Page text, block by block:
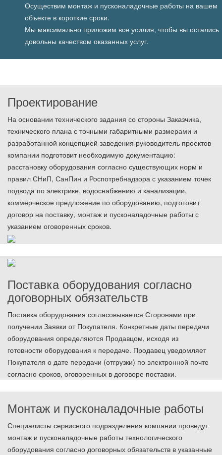
Осуществим монтаж и пусконаладочные работы на вашем
объекте в короткие сроки.
Мы максимально приложим все усилия, чтобы вы остались
довольны качеством оказанных услуг.
Проектирование
На основании технического задания со стороны Заказчика,
технического плана с точными габаритными размерами и
разработанной концепцией заведения руководитель проектов
компании подготовит необходимую документацию:
расстановку оборудования согласно существующих норм и
правил СНиП, СанПин и Роспотребнадзора с указанием точек
подвода по электрике, водоснабжению и канализации,
коммерческое предложение по оборудованию, подготовит
договор на поставку, монтаж и пусконаладочные работы с
указанием оговоренных сроков.
Поставка оборудования согласно
договорных обязательств
Поставка оборудования согласовывается Сторонами при
получении Заявки от Покупателя. Конкретные даты передачи
оборудования определяются Продавцом, исходя из
готовности оборудования к передаче. Продавец уведомляет
Покупателя о дате передачи (отгрузки) по электронной почте
согласно сроков, оговоренных в договоре поставки.
Монтаж и пусконаладочные работы
Специалисты сервисного подразделения компании проведут
монтаж и пусконаладочные работы технологического
оборудования согласно договорных обязательств в указанные